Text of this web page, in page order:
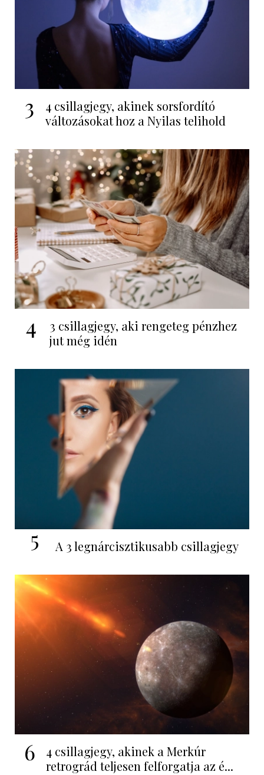
3
4 csillagjegy, akinek sorsfordító
változásokat hoz a Nyilas telihold
4
3 csillagjegy, aki rengeteg pénzhez
jut még idén
5 A 3 legnárcisztikusabb csillagjegy
6
4 csillagjegy, akinek a Merkúr
retrográd teljesen felforgatja az é...